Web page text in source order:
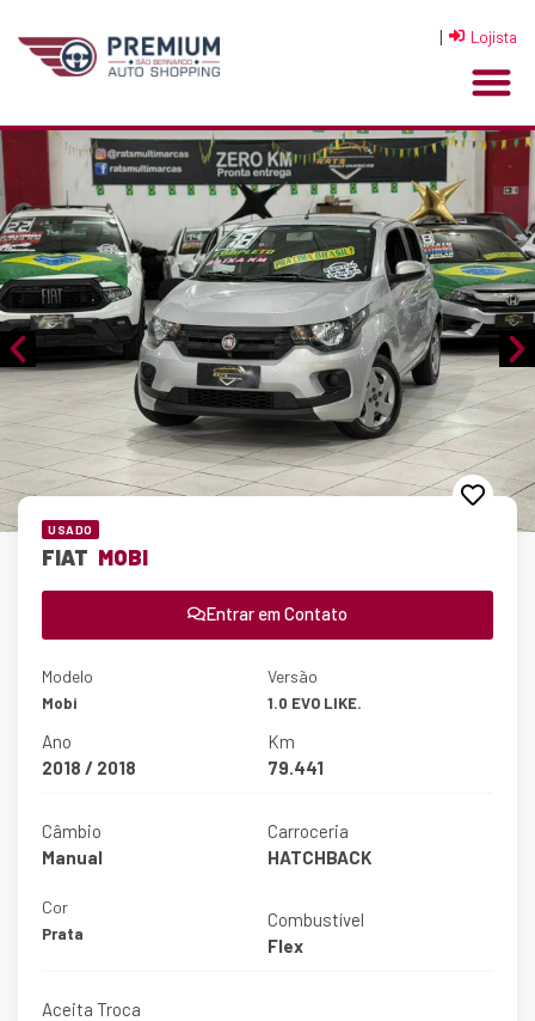
| Lojista
USADO
FIAT MOBI
Entrar em Contato
Modelo
Mobi
Versão
1.0 EVO LIKE.
Ano
2018 / 2018
Km
79.441
Câmbio
Manual
Carroceria
HATCHBACK
Cor
Prata
Combustível
Flex
Aceita Troca